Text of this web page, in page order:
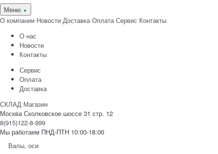
Меню ▼
О компании Новости Доставка Оплата Сервис Контакты
О нас
Новости
Контакты
Сервис
Оплата
Доставка
СКЛАД Магазин
Москва Сколковское шоссе 31 стр. 12
8(915)122-8-999
Мы работаем ПНД-ПТН 10:00-18:00
Валы, оси